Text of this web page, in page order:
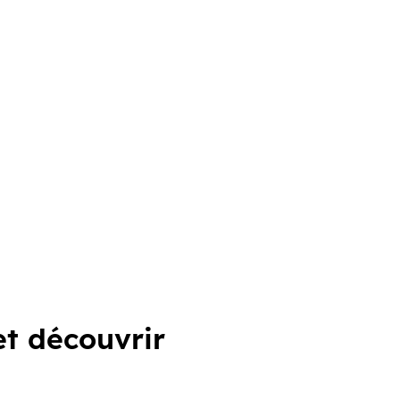
découvrir